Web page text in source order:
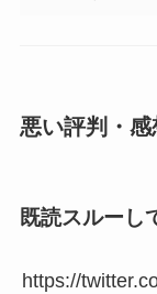
悪い評判・感
既読スルーし
https://